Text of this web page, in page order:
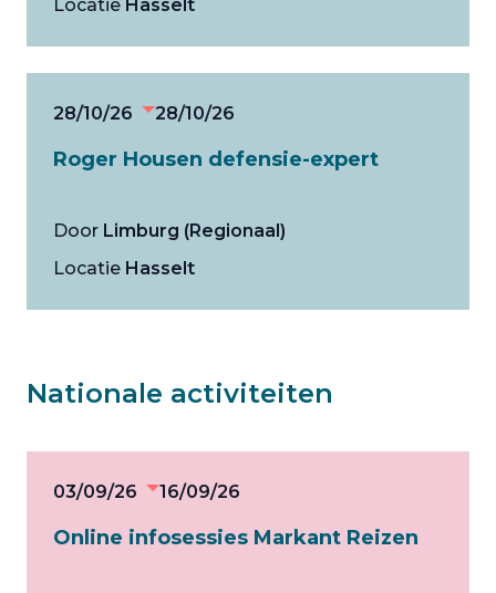
Locatie Hasselt
28/10/26 28/10/26
Roger Housen defensie-expert
Door Limburg (Regionaal)
Locatie Hasselt
Nationale activiteiten
03/09/26 16/09/26
Online infosessies Markant Reizen